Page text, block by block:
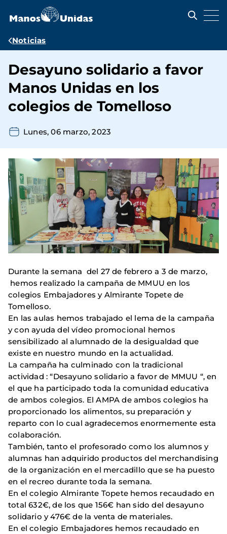
contenido
Ruta
navegación
Noticias
Desayuno solidario a favor
Manos Unidas en los
colegios de Tomelloso
Lunes, 06 marzo, 2023
Durante la semana del 27 de febrero a 3 de marzo,
hemos realizado la campaña de MMUU en los
colegios Embajadores y Almirante Topete de
Tomelloso.
En las aulas hemos trabajado el lema de la campaña
y con ayuda del vídeo promocional hemos
sensibilizado al alumnado de la desigualdad que
existe en nuestro mundo en la actualidad.
La campaña ha culminado con la tradicional
actividad : “Desayuno solidario a favor de MMUU “, en
el que ha participado toda la comunidad educativa
de ambos colegios. El AMPA de ambos colegios ha
proporcionado los alimentos, su preparación y
reparto con lo cual agradecemos enormemente esta
colaboración.
También, tanto el profesorado como los alumnos y
alumnas han adquirido productos del merchandising
de la organización en el mercadillo que se ha puesto
en el recreo durante toda la semana.
En el colegio Almirante Topete hemos recaudado en
total 632€, de los que 156€ han sido del desayuno
solidario y 476€ de la venta de materiales.
En el colegio Embajadores hemos recaudado en